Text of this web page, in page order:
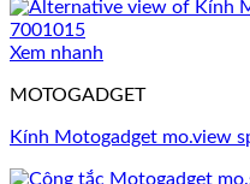
Xem nhanh
MOTOGADGET
Kính Motogadget mo.view